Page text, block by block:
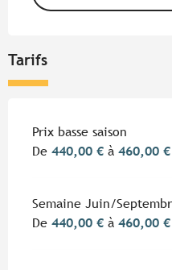
Tarifs
Tarifs 2026
Prix basse saison
De 440,00 € à 460,00 €
Semaine Juin/
De 440,00 € à 460,00 €